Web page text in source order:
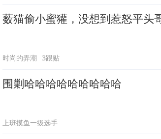
薮猫偷小蜜獾，没想到惹怒平头
时尚的弄潮 3跟贴
围剿哈哈哈哈哈哈哈哈哈
上班摸鱼一级选手